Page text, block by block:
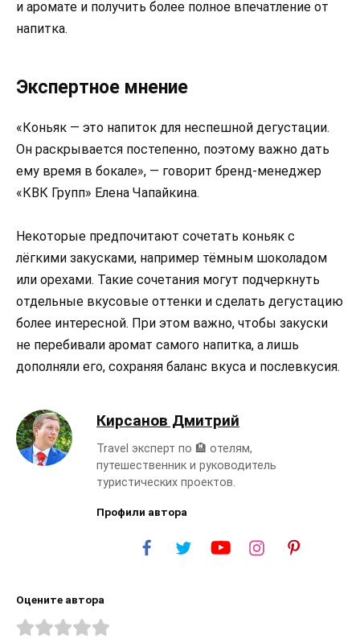
и аромате и получить более полное впечатление от
напитка.
Экспертное мнение
«Коньяк — это напиток для неспешной дегустации.
Он раскрывается постепенно, поэтому важно дать
ему время в бокале», — говорит бренд-менеджер
«КВК Групп» Елена Чапайкина.
Некоторые предпочитают сочетать коньяк с
лёгкими закусками, например тёмным шоколадом
или орехами. Такие сочетания могут подчеркнуть
отдельные вкусовые оттенки и сделать дегустацию
более интересной. При этом важно, чтобы закуски
не перебивали аромат самого напитка, а лишь
дополняли его, сохраняя баланс вкуса и послевкусия.
Кирсанов Дмитрий
Travel эксперт по 🏨 отелям,
путешественник и руководитель
туристических проектов.
Профили автора
Оцените автора